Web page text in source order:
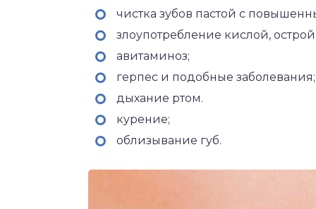
чистка зубов пастой с
злоупотребление кислой,
авитаминоз;
герпес и подобные заболевания;
дыхание ртом.
курение;
облизывание губ.